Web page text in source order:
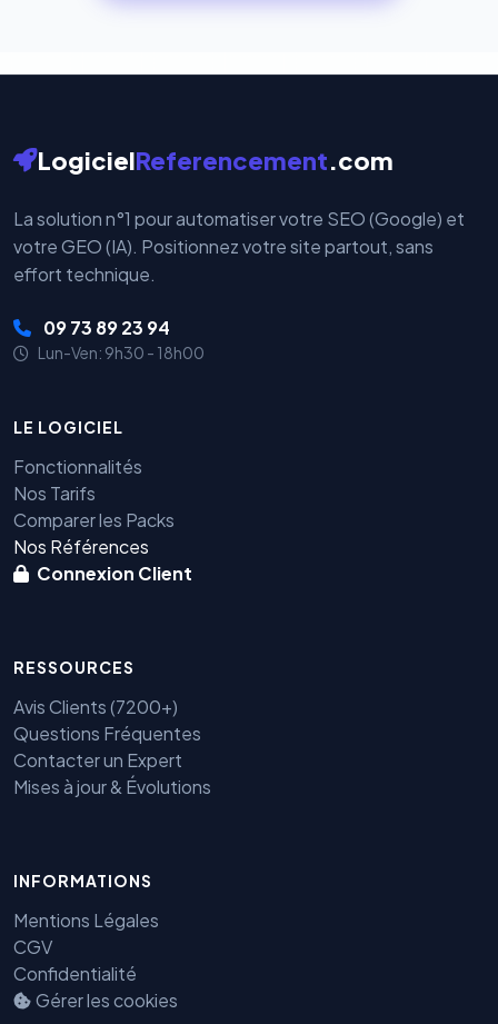
LogicielReferencement.com
La solution n°1 pour automatiser votre SEO (Google) et
votre GEO (IA). Positionnez votre site partout, sans
effort technique.
09 73 89 23 94
Lun-Ven: 9h30 - 18h00
LE LOGICIEL
Fonctionnalités
Nos Tarifs
Comparer les Packs
Nos Références
Connexion Client
RESSOURCES
Avis Clients (7200+)
Questions Fréquentes
Contacter un Expert
Mises à jour & Évolutions
INFORMATIONS
Mentions Légales
CGV
Confidentialité
Gérer les cookies